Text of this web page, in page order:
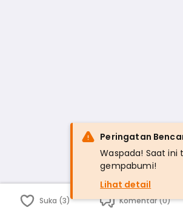
Suka (3) Komentar (0)
Peringatan
Waspada! Saat ini
gempabumi!
Lihat detail